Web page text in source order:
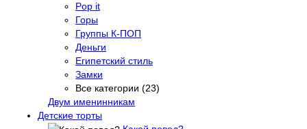
Pop it
Горы
Группы К-ПОП
Деньги
Египетский стиль
Замки
Все категории (23)
Двум именинникам
Детские торты